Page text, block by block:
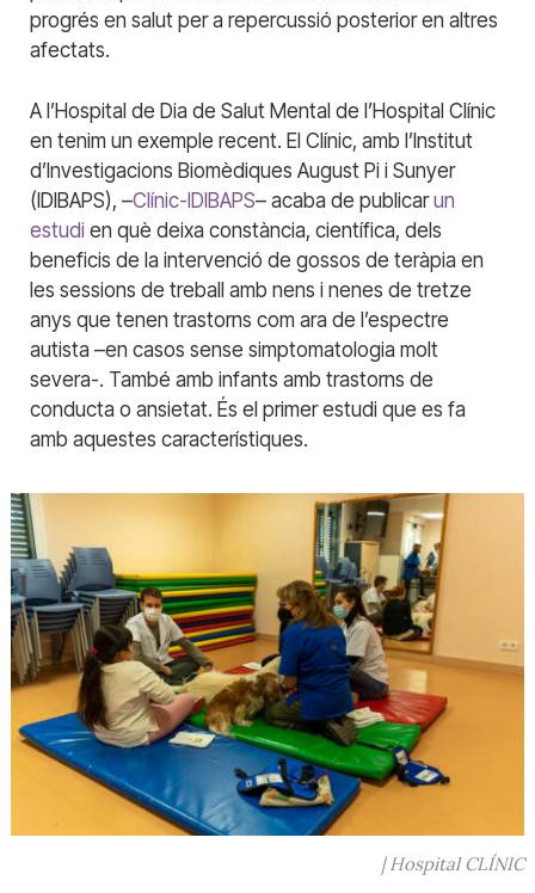
progrés en salut per a repercussió posterior en altres
afectats.
A l’Hospital de Dia de Salut Mental de l’Hospital Clínic
en tenim un exemple recent. El Clínic, amb l’Institut
d’Investigacions Biomèdiques August Pi i Sunyer
(IDIBAPS), –Clínic-IDIBAPS– acaba de publicarun
estudi en què deixa constància, científica, dels
beneficis de la intervenció de gossos de teràpia en
les sessions de treball amb nens i nenes de tretze
anys que tenen trastorns com ara de l’espectre
autista –en casos sense simptomatologia molt
severa-. També amb infants amb trastorns de
conducta o ansietat. És el primer estudi que es fa
amb aquestes característiques.
| Hospital CLÍNIC